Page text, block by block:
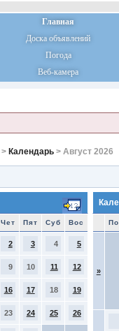
Главная
Доска объявлений
Погода
Веб-камера
> Календарь> Август 2026
Чет Пят Суб Вос
2 3 4 5
9 10 11 12
16 17 18 19
23 24 25 26
»